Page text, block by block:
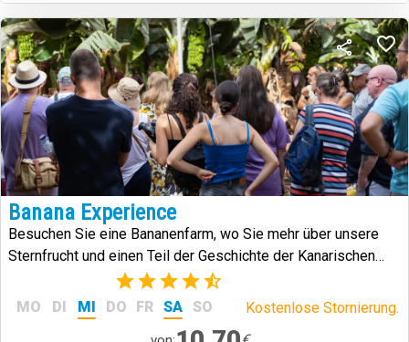
Banana Experience
Besuchen Sie eine Bananenfarm, wo Sie mehr über unsere
Sternfrucht und einen Teil der Geschichte der Kanarischen
(6)
MO DI MI DO FR SA SO Kostenlose Stornierung.